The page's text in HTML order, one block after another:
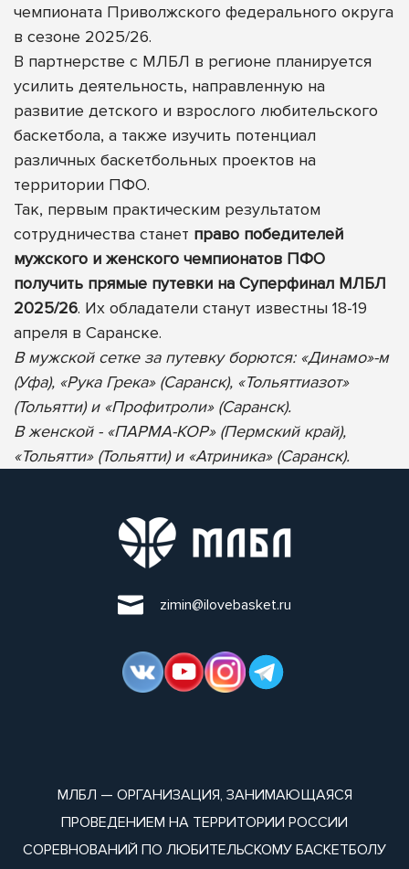
чемпионата Приволжского федерального округа
в сезоне 2025/26.
В партнерстве с МЛБЛ в регионе планируется
усилить деятельность, направленную на
развитие детского и взрослого любительского
баскетбола, а также изучить потенциал
различных баскетбольных проектов на
территории ПФО.
Так, первым практическим результатом
сотрудничества станет право победителей
мужского и женского чемпионатов ПФО
получить прямые путевки на Суперфинал МЛБЛ
2025/26. Их обладатели станут известны 18-19
апреля в Саранске.
В мужской сетке за путевку борются: «Динамо»-м
(Уфа), «Рука Грека» (Саранск), «Тольяттиазот»
(Тольятти) и «Профитроли» (Саранск).
В женской - «ПАРМА-КОР» (Пермский край),
«Тольятти» (Тольятти) и «Атриника» (Саранск).
zimin@ilovebasket.ru
МЛБЛ — ОРГАНИЗАЦИЯ, ЗАНИМАЮЩАЯСЯ
ПРОВЕДЕНИЕМ НА ТЕРРИТОРИИ РОССИИ
СОРЕВНОВАНИЙ ПО ЛЮБИТЕЛЬСКОМУ БАСКЕТБОЛУ